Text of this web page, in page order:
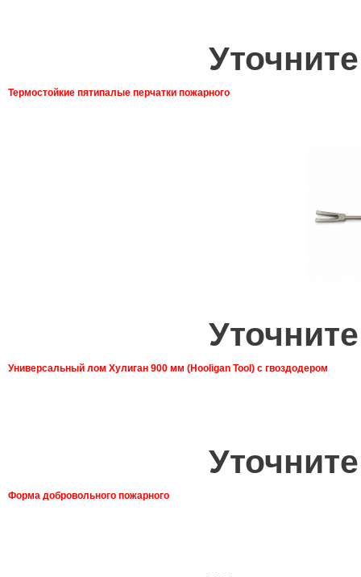
Термостойкие пятипалые перчатки пожарного
Универсальный лом Хулиган 900 мм (Hooligan Tool) с гвоздодером
Форма добровольного пожарного